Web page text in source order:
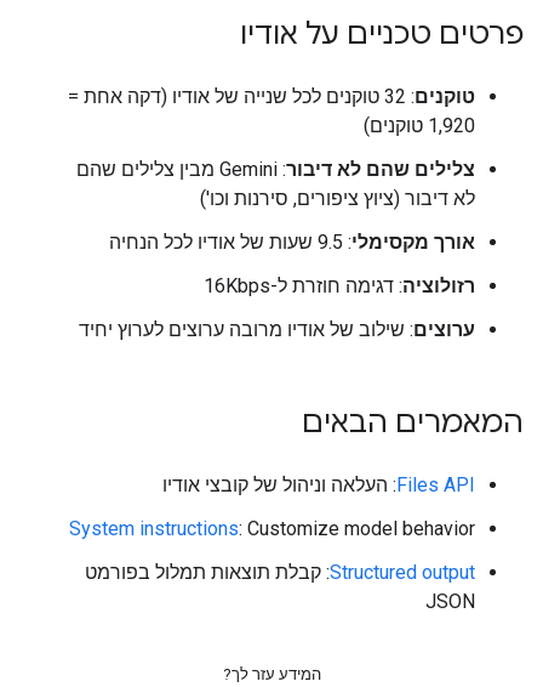
פרטים טכניים על אודיו
טוקנים
: 32 טוקנים לכל שנייה של אודיו (דקה אחת =
1,920 טוקנים)
צלילים שהם לא דיבור
: Gemini מבין צלילים שהם
לא דיבור (ציוץ ציפורים, סירנות וכו')
אורך מקסימלי: 9.5 שעות של אודיו לכל הנחיה
רזולוציה: דגימה חוזרת ל-16Kbps
ערוצים: שילוב של אודיו מרובה ערוצים לערוץ יחיד
המאמרים הבאים
Files API: העלאה וניהול של קובצי אודיו
System instructions: Customize model behavior
Structured output: קבלת תוצאות תמלול בפורמט
JSON
המידע עזר לך?